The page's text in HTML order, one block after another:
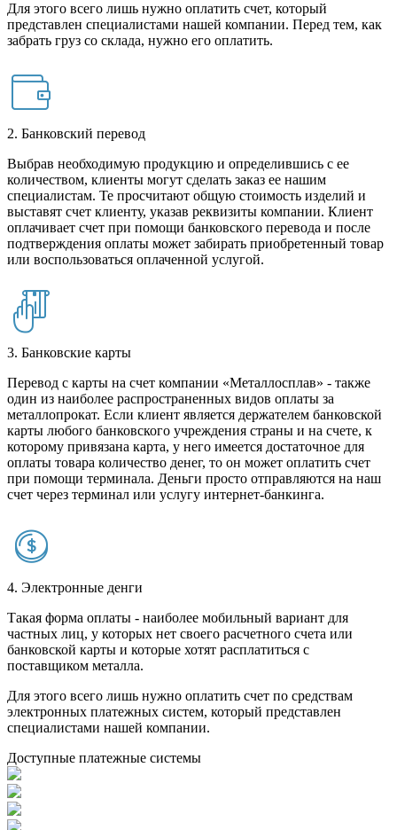
Для этого всего лишь нужно оплатить счет, который
представлен специалистами нашей компании. Перед тем, как
забрать груз со склада, нужно его оплатить.
2. Банковский перевод
Выбрав необходимую продукцию и определившись с ее
количеством, клиенты могут сделать заказ ее нашим
специалистам. Те просчитают общую стоимость изделий и
выставят счет клиенту, указав реквизиты компании. Клиент
оплачивает счет при помощи банковского перевода и после
подтверждения оплаты может забирать приобретенный товар
или воспользоваться оплаченной услугой.
3. Банковские карты
Перевод с карты на счет компании «Металлосплав» - также
один из наиболее распространенных видов оплаты за
металлопрокат. Если клиент является держателем банковской
карты любого банковского учреждения страны и на счете, к
которому привязана карта, у него имеется достаточное для
оплаты товара количество денег, то он может оплатить счет
при помощи терминала. Деньги просто отправляются на наш
счет через терминал или услугу интернет-банкинга.
4. Электронные денги
Такая форма оплаты - наиболее мобильный вариант для
частных лиц, у которых нет своего расчетного счета или
банковской карты и которые хотят расплатиться с
поставщиком металла.
Для этого всего лишь нужно оплатить счет по средствам
электронных платежных систем, который представлен
специалистами нашей компании.
Доступные платежные системы